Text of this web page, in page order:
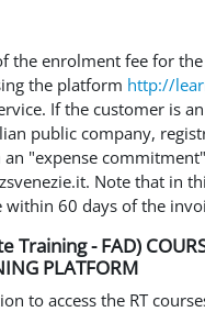
the enrolment fee for
the platform http://
If the customer is
public company,
"expense
Note that in
within 60 days of the
Training - FAD)
PLATFORM
to access the RT